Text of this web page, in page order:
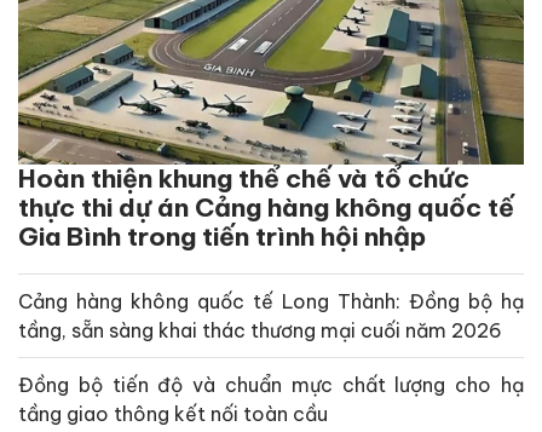
Hoàn thiện khung thể chế và tổ chức
thực thi dự án Cảng hàng không quốc tế
Gia Bình trong tiến trình hội nhập
Cảng hàng không quốc tế Long Thành: Đồng bộ hạ
tầng, sẵn sàng khai thác thương mại cuối năm 2026
Đồng bộ tiến độ và chuẩn mực chất lượng cho hạ
tầng giao thông kết nối toàn cầu